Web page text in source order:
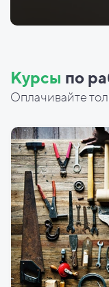
Курсы по
Оплачивайте